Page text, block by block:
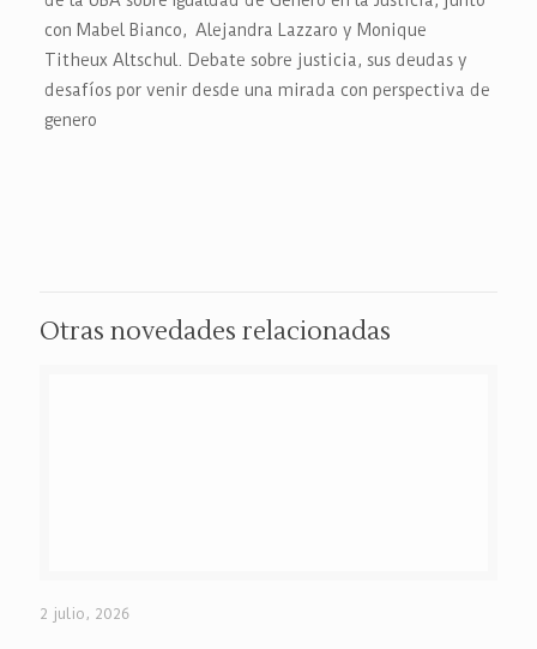
con Mabel Bianco, Alejandra Lazzaro y Monique
Titheux Altschul.
Debate sobre justicia, sus deudas y
desafíos por venir desde una mirada con perspectiva de
genero
Otras novedades relacionadas
2 julio, 2026